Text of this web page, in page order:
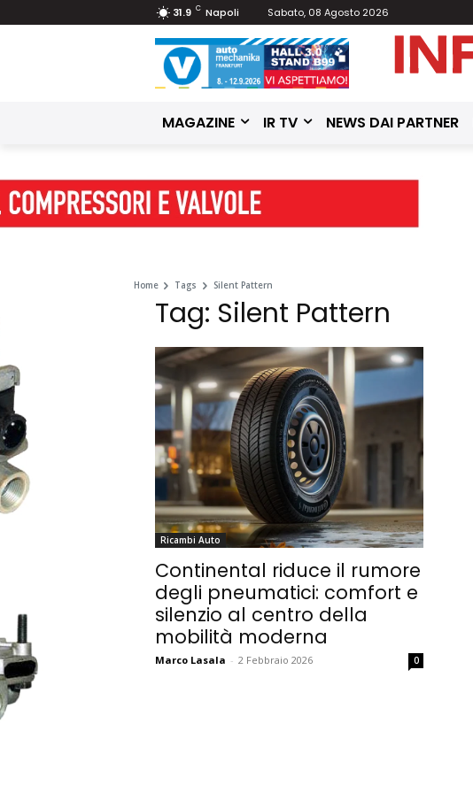
31.9 C Napoli Sabato, 08 Agosto 2026
MAGAZINE IR TV NEWS DAI PARTNER
Home Tags Silent Pattern
Tag: Silent Pattern
Ricambi Auto
Continental riduce il rumore
degli pneumatici: comfort e
silenzio al centro della
mobilità moderna
Marco Lasala - 2 Febbraio 2026 0